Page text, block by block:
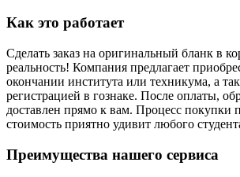
Как это работает
Сделать заказ на оригинальный бланк в
реальность! Компания предлагает
окончании института или техникума, а
регистрацией в гознаке. После оплаты,
доставлен прямо к вам. Процесс покупки
стоимость приятно удивит любого
Преимущества нашего сервиса